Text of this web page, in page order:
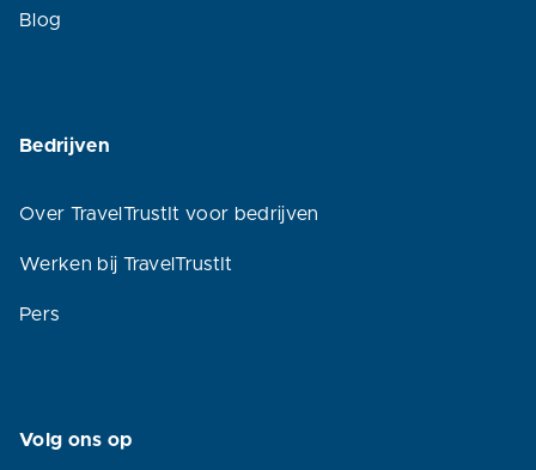
Blog
Bedrijven
Over TravelTrustIt voor bedrijven
Werken bij TravelTrustIt
Pers
Volg ons op